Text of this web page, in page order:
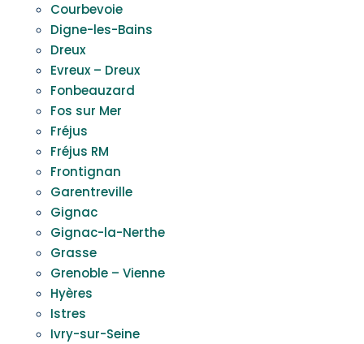
Courbevoie
Digne-les-Bains
Dreux
Evreux – Dreux
Fonbeauzard
Fos sur Mer
Fréjus
Fréjus RM
Frontignan
Garentreville
Gignac
Gignac-la-Nerthe
Grasse
Grenoble – Vienne
Hyères
Istres
Ivry-sur-Seine